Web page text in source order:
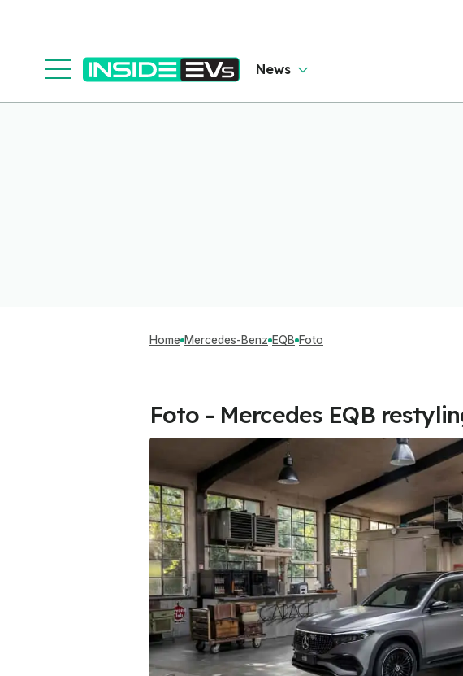
News
Home Mercedes-Benz EQB Foto
Foto - Mercedes EQB